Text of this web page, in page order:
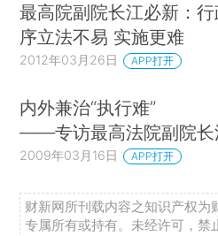
最高院副院长江必新：
序立法不易 实施更难
2012年03月26日 APP打开
内外兼治“执行难”
——专访最高法院副院长
2009年03月16日 APP打开
财新网所刊载内容之知识产权为
专属所有或持有。未经许可，禁